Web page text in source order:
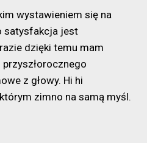
wystawieniem się na
satysfakcja jest
dzięki temu mam
z głowy. Hi hi
zimno na samą myśl.